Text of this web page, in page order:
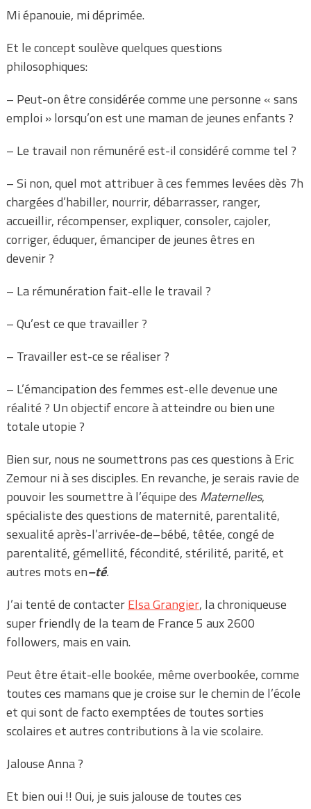
Mi épanouie, mi déprimée.
Et le concept soulève quelques questions
philosophiques:
– Peut-on être considérée comme une personne « sans
emploi » lorsqu’on est une maman de jeunes enfants ?
– Le travail non rémunéré est-il considéré comme tel ?
– Si non, quel mot attribuer à ces femmes levées dès 7h
chargées d’habiller, nourrir, débarrasser, ranger,
accueillir, récompenser, expliquer, consoler, cajoler,
corriger, éduquer, émanciper de jeunes êtres en
devenir ?
– La rémunération fait-elle le travail ?
– Qu’est ce que travailler ?
– Travailler est-ce se réaliser ?
– L’émancipation des femmes est-elle devenue une
réalité ? Un objectif encore à atteindre ou bien une
totale utopie ?
Bien sur, nous ne soumettrons pas ces questions à Eric
Zemour ni à ses disciples. En revanche, je serais ravie de
pouvoir les soumettre à l’équipe des Maternelles,
spécialiste des questions de maternité, parentalité,
sexualité après-l’arrivée-de–bébé, têtée, congé de
parentalité, gémellité, fécondité, stérilité, parité, et
autres mots en–té.
J’ai tenté de contacterElsa Grangier, la chroniqueuse
super friendly de la team de France 5 aux 2600
followers, mais en vain.
Peut être était-elle bookée, même overbookée, comme
toutes ces mamans que je croise sur le chemin de l’école
et qui sont de facto exemptées de toutes sorties
scolaires et autres contributions à la vie scolaire.
Jalouse Anna ?
Et bien oui !! Oui, je suis jalouse de toutes ces